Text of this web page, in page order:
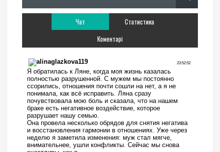
Чат
Статистика
Коментарі